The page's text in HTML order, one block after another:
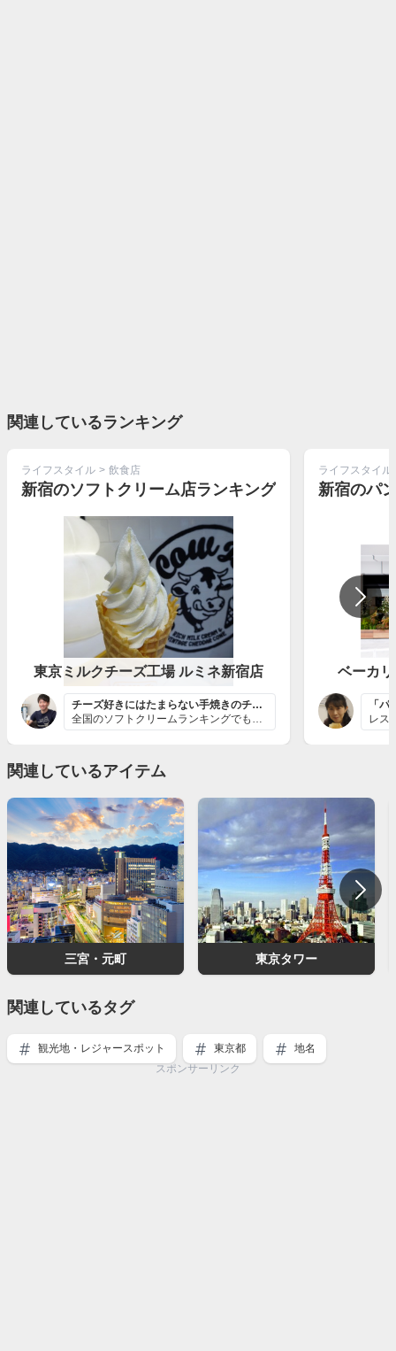
関連しているランキング
ライフスタイル > 飲食店
新宿のソフトクリーム店ランキング
東京ミルクチーズ工場 ルミネ新宿店
チーズ好きにはたまらない手焼きのチーズコーンで食べるチ...
全国のソフトクリームランキングでも3位に推奨させていた...
ライフスタイル
新宿のパ
ベーカ
関連しているアイテム
三宮・元町 東京タワー
関連しているタグ
観光地・レジャースポット 東京都
地名
スポンサーリンク